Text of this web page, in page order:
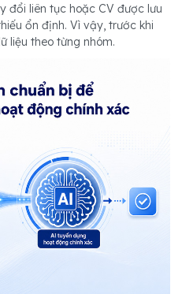
đổi liên tục hoặc CV được lưu
ổn định. Vì vậy, trước khi
liệu theo từng nhóm.